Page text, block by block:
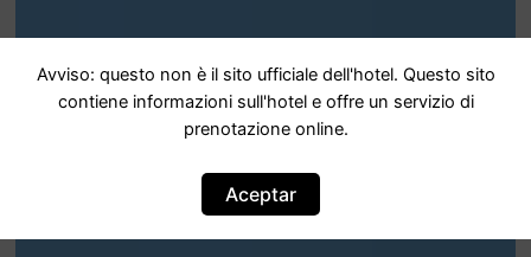
Avviso: questo non è il sito ufficiale dell'hotel. Questo sito
contiene informazioni sull'hotel e offre un servizio di
prenotazione online.
Aceptar